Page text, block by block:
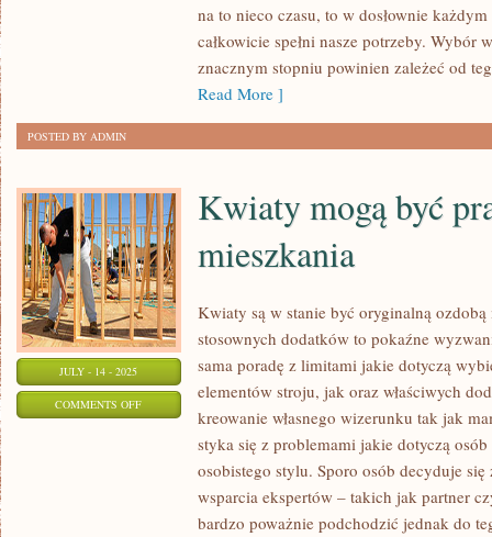
na to nieco czasu, to w dosłownie
całkowicie spełni nasze potrzeby. Wybór
znacznym stopniu powinien zależeć od
Read More ]
POSTED BY ADMIN
JULY - 14 - 2025
COMMENTS OFFON
Kwiaty mogą być
mieszkania
Kwiaty są w stanie być oryginalną
stosownych dodatków to pokaźne
sama poradę z limitami jakie dotyczą
elementów stroju, jak oraz właściwych
kreowanie własnego wizerunku tak jak
styka się z problemami jakie dotyczą
osobistego stylu. Sporo osób decyduje
wsparcia ekspertów – takich jak partner
bardzo poważnie podchodzić jednak do